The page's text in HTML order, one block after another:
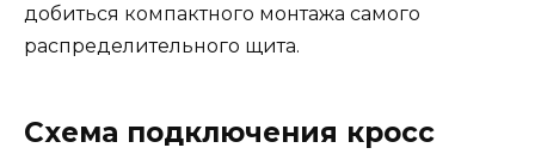
добиться компактного монтажа самого
распределительного щита.
Схема подключения кросс